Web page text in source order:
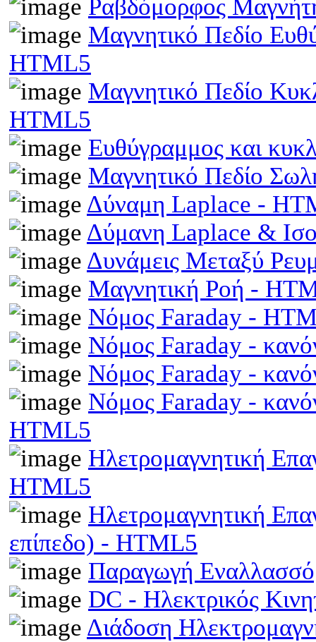
Ραβδόμορφος
Μαγνητικό Πεδίο
HTML5
Μαγνητικό Πεδίο
HTML5
Ευθύγραμμος και
Μαγνητικό Πεδίο
Δύναμη Laplace -
Δύμανη Laplace &
Δυνάμεις Μεταξύ
Μαγνητική Ροή -
Νόμος Faraday -
Νόμος Faraday -
Νόμος Faraday -
Νόμος Faraday -
HTML5
Ηλετρομαγνητική
HTML5
Ηλετρομαγνητική
επίπεδο) - HTML5
Παραγωγή
DC - Ηλεκτρικός
Διάδοση